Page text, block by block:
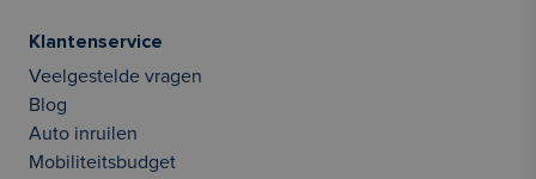
Klantenservice
Veelgestelde vragen
Blog
Auto inruilen
Mobiliteitsbudget